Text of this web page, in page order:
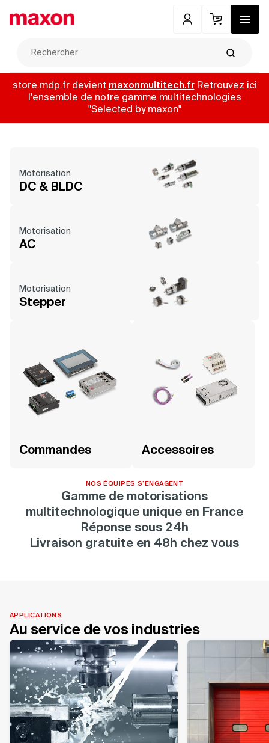
Maxon Mon compte
Panier
store.mdp.fr devient maxonmultitech.frRetrouvez ici
l'ensemble de notre gamme multitechnologies
"Selected by maxon"
Motorisation
DC & BLDC
Motorisation
AC
Motorisation
Stepper
Commandes Accessoires
NOS ÉQUIPES S’ENGAGENT
Gamme de motorisations
multitechnologique unique en France
Réponse sous 24h
Livraison gratuite en 48h chez vous
APPLICATIONS
Au service de vos industries